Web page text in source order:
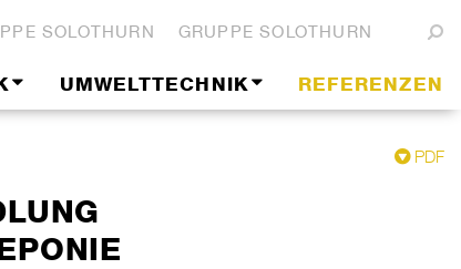
SOLOTHURN GRUPPE SOLOTHURN
UMWELTTECHNIK REFERENZEN
PDF